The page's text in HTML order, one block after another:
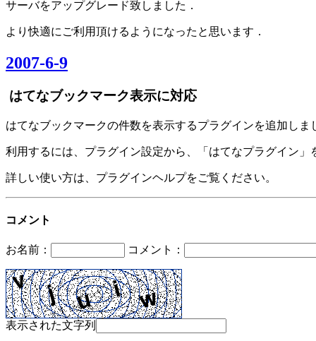
サーバをアップグレード致しました．
より快適にご利用頂けるようになったと思います．
2007-6-9
はてなブックマーク表示に対応
はてなブックマークの件数を表示するプラグインを追加しま
利用するには、プラグイン設定から、「はてなプラグイン」
詳しい使い方は、プラグインヘルプをご覧ください。
コメント
お名前： コメント：
表示された文字列